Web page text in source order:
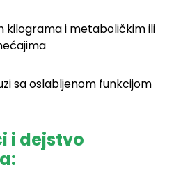
kilograma i metaboličkim ili
sa oslabljenom funkcijom
i dejstvo